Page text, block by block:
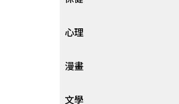
歷史人物傳記
兩岸國際
商學、經濟學
投資理財
人物傳記
其他
科普
數學
航空
繪畫/書法
攝影
電影
4~8歲
8~12歲
12~18歲
家庭、親子
疾病養生
醫療人文
心理
心理學
勵志成長
漫畫
漫畫
文學